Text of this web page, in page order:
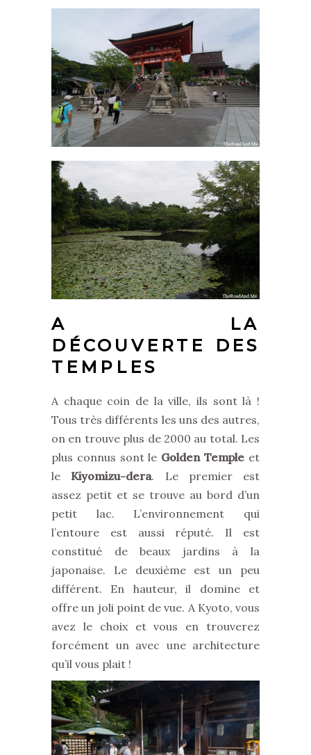
A LA
DÉCOUVERTE DES
TEMPLES
A chaque coin de la ville, ils sont là !
Tous très différents les uns des autres,
on en trouve plus de 2000 au total. Les
plus connus sont le Golden Temple et
le Kiyomizu-dera. Le premier est
assez petit et se trouve au bord d’un
petit lac. L’environnement qui
l’entoure est aussi réputé. Il est
constitué de beaux jardins à la
japonaise. Le deuxième est un peu
différent. En hauteur, il domine et
offre un joli point de vue. A Kyoto, vous
avez le choix et vous en trouverez
forcément un avec une architecture
qu’il vous plait !